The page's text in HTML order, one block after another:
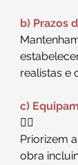
b) Prazos
realistas e
c)
👷‍♂️
Priorizem
obra